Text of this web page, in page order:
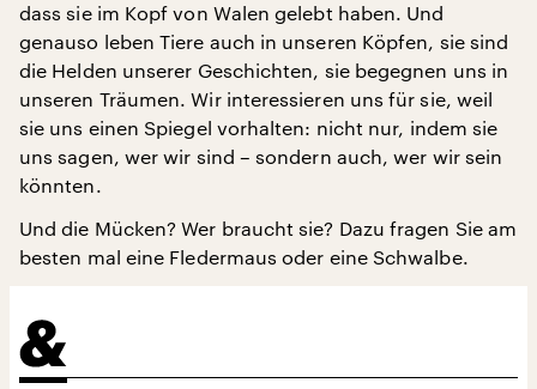
dass sie im Kopf von Walen gelebt haben. Und
genauso leben Tiere auch in unseren Köpfen, sie sind
die Helden unserer Geschichten, sie begegnen uns in
unseren Träumen. Wir interessieren uns für sie, weil
sie uns einen Spiegel vorhalten: nicht nur, indem sie
uns sagen, wer wir sind – sondern auch, wer wir sein
könnten.
Und die Mücken? Wer braucht sie? Dazu fragen Sie am
besten mal eine Fledermaus oder eine Schwalbe.